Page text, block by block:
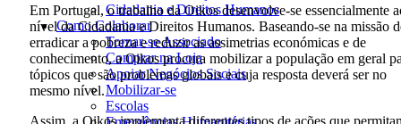
Cidadania e Direitos Humanos
Como Colaborar
Tornar-se Associado
Comprar na Loja
Apoiar Negócios Sociais
Mobilizar-se
Escolas
Em Portugal, o trabalho da Oikos desenvolve-se essencialmente
nível da Cidadania e Direitos Humanos. Baseando-se na missão
erradicar a pobreza e reduzir as assimetrias económicas e de
conhecimento, a Oikos procura mobilizar a população em geral
tópicos que são problemas globais e cuja resposta deverá ser no
mesmo nível.
Assim, a Oikos implementa diferentes tipos de ações que